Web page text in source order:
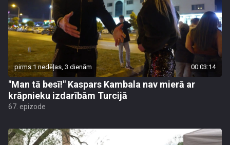
pirms 1 nedēļas, 3 dienām 00:03:14
"Man tā besī!" Kaspars Kambala nav mierā ar
krāpnieku izdarībām Turcijā
67. epizode